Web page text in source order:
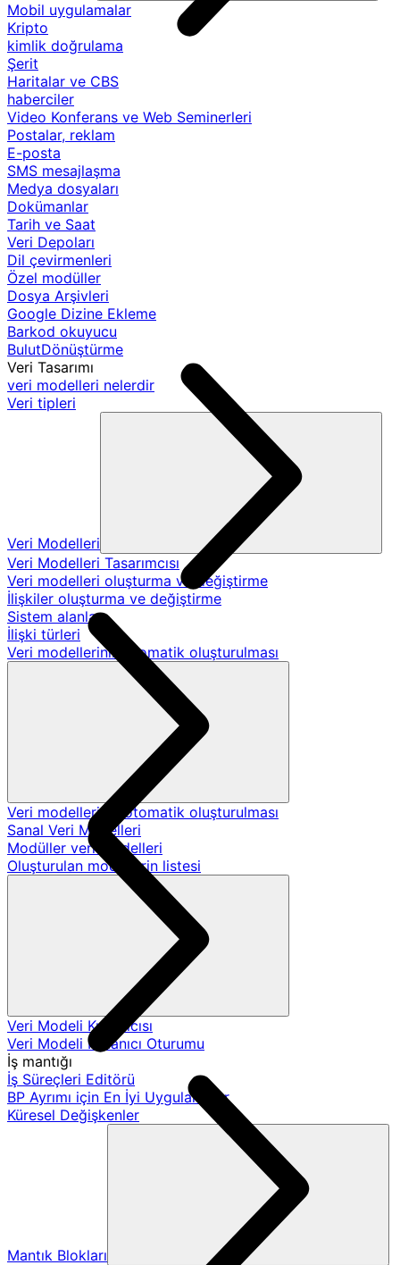
Mobil uygulamalar
Kripto
kimlik doğrulama
Şerit
Haritalar ve CBS
haberciler
Video Konferans ve Web Seminerleri
Postalar, reklam
E-posta
SMS mesajlaşma
Medya dosyaları
Dokümanlar
Tarih ve Saat
Veri Depoları
Dil çevirmenleri
Özel modüller
Dosya Arşivleri
Google Dizine Ekleme
Barkod okuyucu
BulutDönüştürme
Veri Tasarımı
veri modelleri nelerdir
Veri tipleri
Veri Modelleri
Veri Modelleri Tasarımcısı
Veri modelleri oluşturma ve değiştirme
İlişkiler oluşturma ve değiştirme
Sistem alanları
İlişki türleri
Veri modellerinin otomatik oluşturulması
Veri modellerinin otomatik oluşturulması
Sanal Veri Modelleri
Modüller veri modelleri
Oluşturulan modellerin listesi
Veri Modeli Kullanıcısı
Veri Modeli Kullanıcı Oturumu
İş mantığı
İş Süreçleri Editörü
BP Ayrımı için En İyi Uygulamalar
Küresel Değişkenler
Mantık Blokları